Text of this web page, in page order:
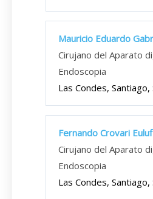
Mauricio Eduardo
Cirujano del Aparato
Endoscopia
Las Condes, Santiago,
Fernando Crovari
Cirujano del Aparato
Endoscopia
Las Condes, Santiago,